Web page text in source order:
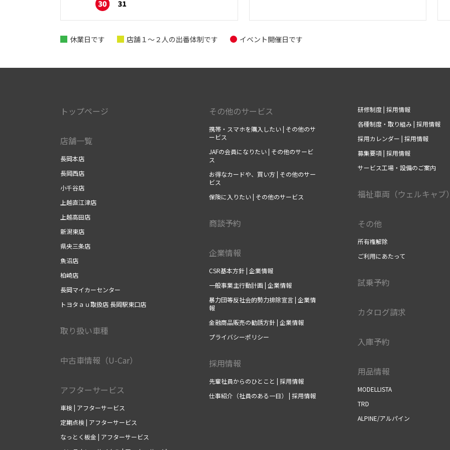
休業日です 店舗１～２人の出番体制です イベント開催日です
トップページ
店舗一覧
長岡本店
長岡西店
小千谷店
上越直江津店
上越高田店
新潟東店
県央三条店
魚沼店
柏崎店
長岡マイカーセンター
トヨタａｕ取扱店 長岡駅東口店
取り扱い車種
中古車情報（U-Car）
アフターサービス
車検 | アフターサービス
定期点検 | アフターサービス
なっとく板金 | アフターサービス
その他のサービス
携帯・スマホを購入したい | その他のサ
ービス
JAFの会員になりたい | その他のサービ
ス
お得なカードや、買い方 | その他のサー
ビス
保険に入りたい | その他のサービス
商談予約
企業情報
CSR基本方針 | 企業情報
一般事業主行動計画 | 企業情報
暴力団等反社会的勢力排除宣言 | 企業情
報
金融商品販売の勧誘方針 | 企業情報
プライバシーポリシー
採用情報
先輩社員からのひとこと | 採用情報
仕事紹介（社員のある一日） | 採用情報
研修制度 | 採用情報
各種制度・取り組み | 採用情報
採用カレンダー | 採用情報
募集要項 | 採用情報
サービス工場・設備のご案内
福祉車両（ウェルキャブ）
その他
所有権解除
ご利用にあたって
試乗予約
カタログ請求
入庫予約
用品情報
MODELLISTA
TRD
ALPINE/アルパイン